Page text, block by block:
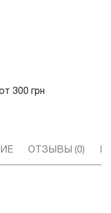
300 грн
ОТЗЫВЫ (0)